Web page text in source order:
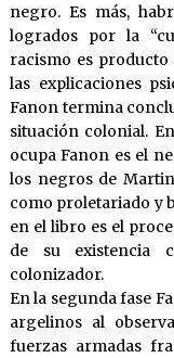
negro. Es más,
logrados por la
racismo es producto
las explicaciones
Fanon termina
situación colonial.
ocupa Fanon es el
los negros de
como proletariado y
en el libro es el
de su existencia
colonizador.
En la segunda fase
argelinos al
fuerzas armadas